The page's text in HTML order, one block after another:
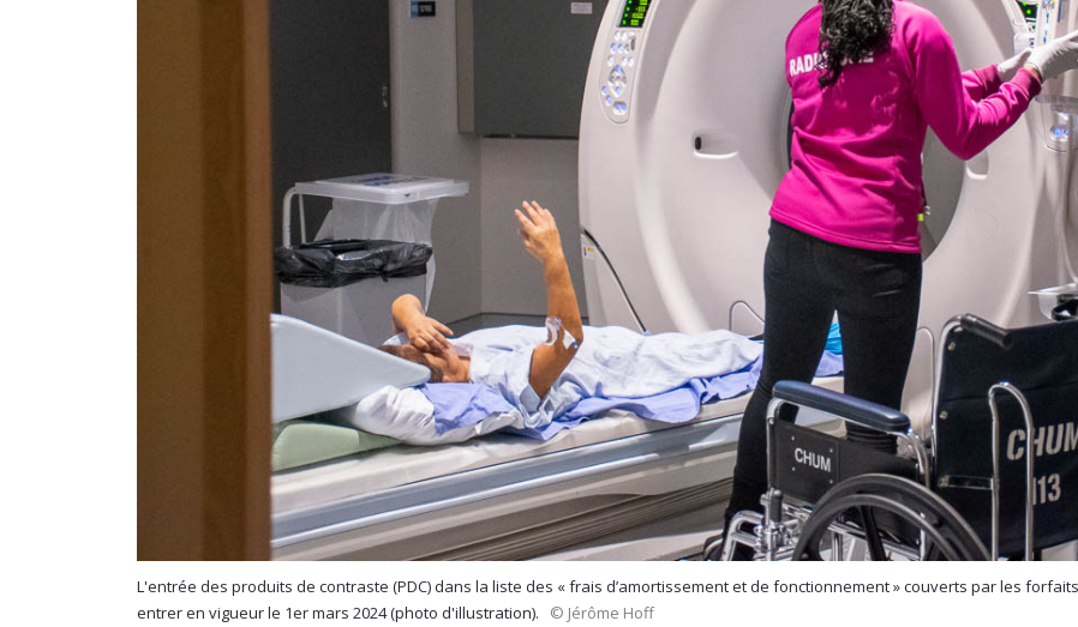
L'entrée des produits de contraste (PDC) dans la liste des « frais d’amortissement et de fonctionnement » couverts par les
entrer en vigueur le 1er mars 2024 (photo d'illustration).
© Jérôme Hoff